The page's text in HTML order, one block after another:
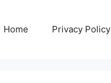
Home Privacy Policy